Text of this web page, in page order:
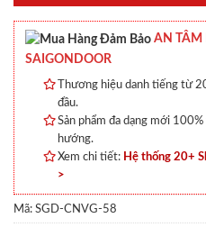
AN TÂM
SAIGONDOOR
Thương hiệu danh tiếng từ
đầu.
Sản phẩm đa dạng mới
hướng.
Xem chi tiết: Hệ thống 20+
>
Mã: SGD-CNVG-58